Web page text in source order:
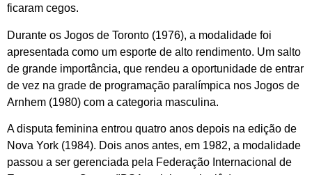
ficaram cegos.
Durante os Jogos de Toronto (1976), a modalidade foi
apresentada como um esporte de alto rendimento. Um salto
de grande importância, que rendeu a oportunidade de entrar
de vez na grade de programação paralímpica nos Jogos de
Arnhem (1980) com a categoria masculina.
A disputa feminina entrou quatro anos depois na edição de
Nova York (1984). Dois anos antes, em 1982, a modalidade
passou a ser gerenciada pela Federação Internacional de